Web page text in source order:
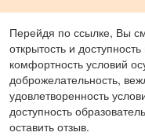
Перейдя по ссылке, Вы
открытость и
комфортность условий
доброжелательность,
удовлетворенность
доступность
оставить отзыв.